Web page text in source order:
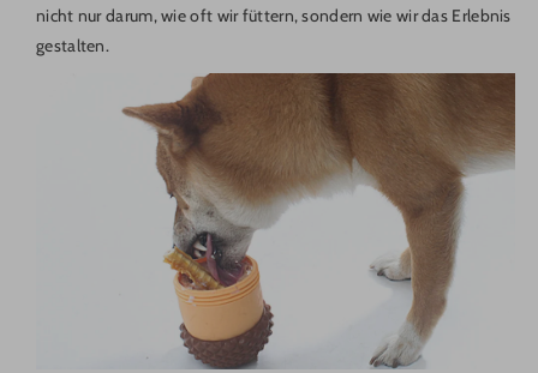
nicht nur darum, wie oft wir füttern, sondern wie wir das Erlebnis
gestalten.